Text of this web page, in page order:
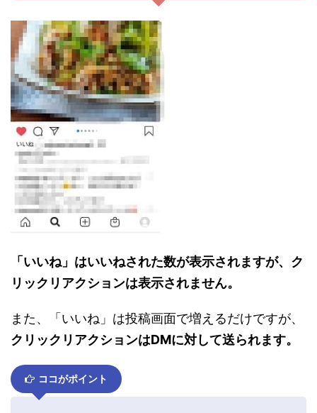
「いいね」はいいねされた数が表示されますが、ク
リックリアクションは表示されません。
また、「いいね」は投稿画面で増えるだけですが、
クリックリアクションはDMに対して送られます。
ココがポイント